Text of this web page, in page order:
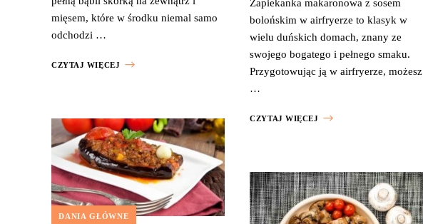
mięsem, które w środku niemal samo
odchodzi …
CZYTAJ WIĘCEJ
DANIA GŁÓWNE
Zapiekanka makaronowa z sosem
bolońskim w airfryerze to klasyk w
wielu duńskich domach, znany ze
swojego bogatego i pełnego smaku.
Przygotowując ją w airfryerze, możesz
…
CZYTAJ WIĘCEJ